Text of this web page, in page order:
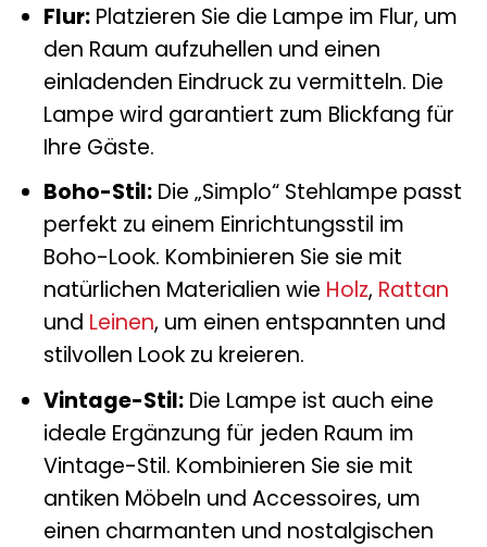
Flur:Platzieren Sie die Lampe im Flur, um
den Raum aufzuhellen und einen
einladenden Eindruck zu vermitteln. Die
Lampe wird garantiert zum Blickfang für
Ihre Gäste.
Boho-Stil:Die „Simplo“ Stehlampe passt
perfekt zu einem Einrichtungsstil im
Boho-Look. Kombinieren Sie sie mit
natürlichen Materialien wie Holz, Rattan
und Leinen, um einen entspannten und
stilvollen Look zu kreieren.
Vintage-Stil:Die Lampe ist auch eine
ideale Ergänzung für jeden Raum im
Vintage-Stil. Kombinieren Sie sie mit
antiken Möbeln und Accessoires, um
einen charmanten und nostalgischen